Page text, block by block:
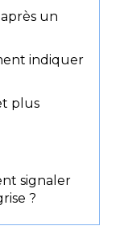
un
indiquer
plus
signaler
?